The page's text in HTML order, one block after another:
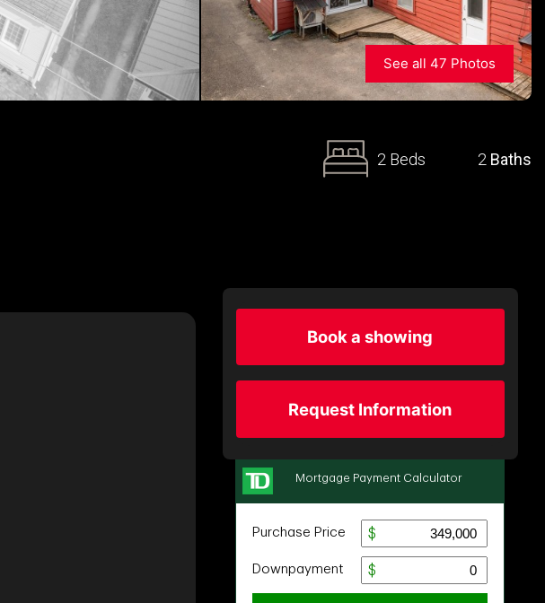
See all 47 Photos
2 Beds 2 Baths
Book a showing
Request Information